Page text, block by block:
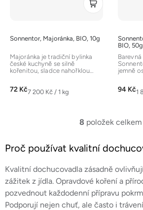
Sonnentor, Majoránka, BIO, 10g
72 KčMěrná
7 200 Kč / 1 kg
Majoránka je tradiční bylinka
české kuchyně se silně
kořenitou, sladce nahořklou
BIO, 50g
94 Kč1
jemně
O
l
d
a
c
í
8 položek celkem
Proč používat kvalitní
Kvalitní dochucovadla zásadně
zážitek z jídla. Opravdové koření a
pozvednout každodenní přípravu
Podporují nejen chuť, ale často i